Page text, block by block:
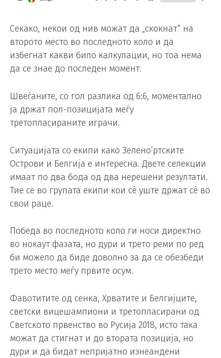
Секако, некои од нив можат да „скокнат“ на
второто место во последното коло и да
избегнат какви било калкулации, но тоа нема
да се знае до последен момент.
Швеѓаните, со гол разлика од 6:6, моментално
ја држат пол-позицијата меѓу
третопласираните играчи.
Ситуацијата со екипи како Зелено’ртските
Острови и Белгија е интересна. Двете селекции
имаат по два бода од два нерешени резултати.
Тие се во групата екипи кои сè уште држат сè во
свои раце.
Победа во последното коло ги носи директно
во нокаут фазата, но дури и трето реми по ред
би можело да биде доволно за да се обезбеди
трето место меѓу првите осум.
Фавотитите од сенка, Хрватите и Белгијците,
светски вицешампиони и третопласирани од
Светското првенство во Русија 2018, исто така
можат да стигнат и до втората позиција, но
дури и да бидат непријатно изнеандени